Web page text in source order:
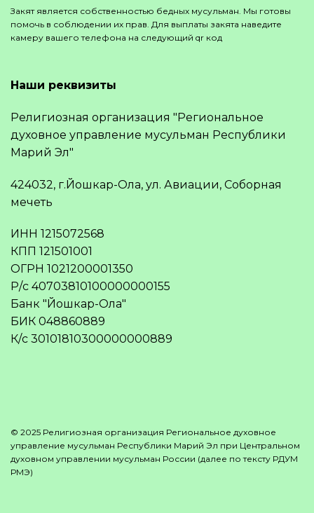
Закят является собственностью бедных мусульман. Мы готовы
помочь в соблюдении их прав. Для выплаты закята наведите
камеру вашего телефона на следующий qr код
Наши реквизиты
Религиозная организация "Региональное
духовное управление мусульман Республики
Марий Эл"
424032, г.Йошкар-Ола, ул. Авиации, Соборная
мечеть
ИНН 1215072568
КПП 121501001
ОГРН 1021200001350
Р/с 40703810100000000155
Банк "Йошкар-Ола"
БИК 048860889
К/с 30101810300000000889
© 2025 Религиозная организация Региональное духовное
управление мусульман Республики Марий Эл при Центральном
духовном управлении мусульман России (далее по тексту РДУМ
РМЭ)